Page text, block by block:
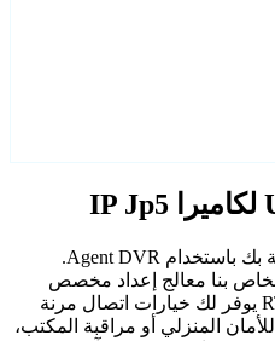
قم بتكوين Jp5 كاميرات IP الخاصة بك باستخدام Agent DVR.
بنا معالج إعداد مخصص
لطرز Jp5، وتوافق ONVIF و RTSP يوفر لك خيارات اتصال مرنة
المنزلي أو مراقبة المكتب،